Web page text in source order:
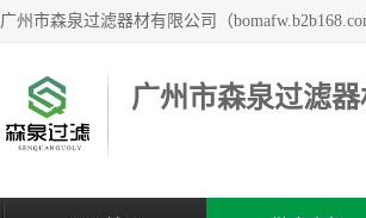
广州市森泉过滤